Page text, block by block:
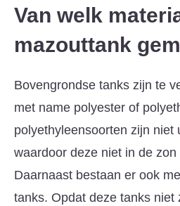
Van welk
mazouttank
Bovengrondse tanks zijn te
met name polyester of
polyethyleensoorten zijn niet
waardoor deze niet in de
Daarnaast bestaan er ook
tanks. Opdat deze tanks niet